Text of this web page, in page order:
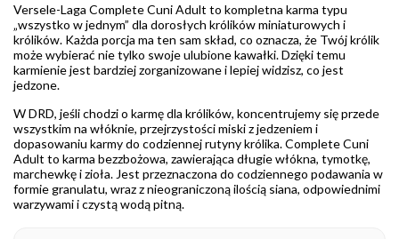
Versele-Laga Complete Cuni Adult to kompletna karma typu
„wszystko w jednym” dla dorosłych królików miniaturowych i
królików. Każda porcja ma ten sam skład, co oznacza, że Twój królik
może wybierać nie tylko swoje ulubione kawałki. Dzięki temu
karmienie jest bardziej zorganizowane i lepiej widzisz, co jest
jedzone.
W DRD, jeśli chodzi o karmę dla królików, koncentrujemy się przede
wszystkim na włóknie, przejrzystości miski z jedzeniem i
dopasowaniu karmy do codziennej rutyny królika. Complete Cuni
Adult to karma bezzbożowa, zawierająca długie włókna, tymotkę,
marchewkę i zioła. Jest przeznaczona do codziennego podawania w
formie granulatu, wraz z nieograniczoną ilością siana, odpowiednimi
warzywami i czystą wodą pitną.